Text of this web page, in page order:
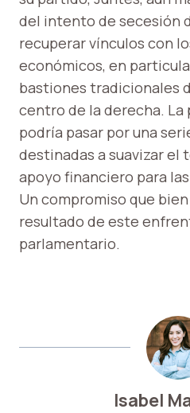
del intento de secesión
recuperar vínculos con
económicos, en
bastiones tradicionales
centro de la derecha. La
podría pasar por una
destinadas a suavizar el
apoyo financiero para
Un compromiso que
resultado de este
parlamentario.
Isabel